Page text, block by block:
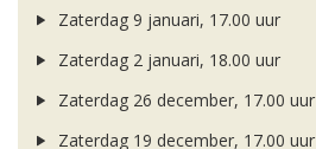
Zaterdag 9 januari, 17.00 uur
Zaterdag 2 januari, 18.00 uur
Zaterdag 26 december, 17.00 uur
Zaterdag 19 december, 17.00 uur